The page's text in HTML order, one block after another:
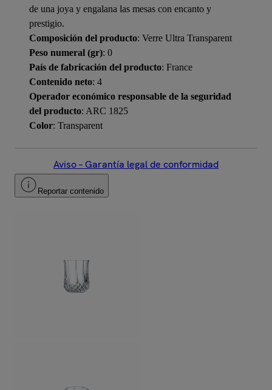
de una joya y engalana las mesas con encanto y
prestigio.
Composición del producto: Verre Ultra Transparent
Peso numeral (gr): 0
País de fabricación del producto: France
Contenido neto: 4
Operador económico responsable de la seguridad
del producto: ARC 1825
Color: Transparent
Aviso – Garantía legal de conformidad
Reportar contenido